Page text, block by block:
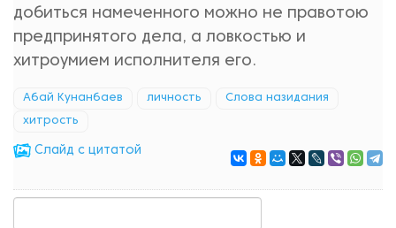
добиться намеченного можно не правотою
предпринятого дела, а ловкостью и
хитроумием исполнителя его.
Абай Кунанбаев личность Слова назидания
хитрость
Cлайд с цитатой